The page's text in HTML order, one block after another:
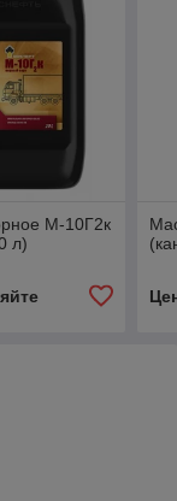
М-10Г2к
л)